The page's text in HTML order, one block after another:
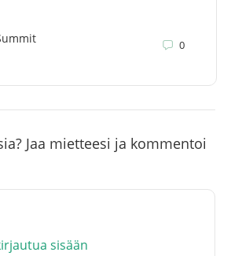
0
Jaa mietteesi ja kommentoi
sisään